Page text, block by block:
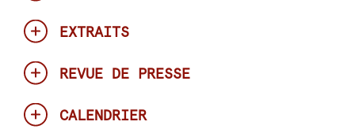
EXTRAITS
REVUE DE PRESSE
CALENDRIER